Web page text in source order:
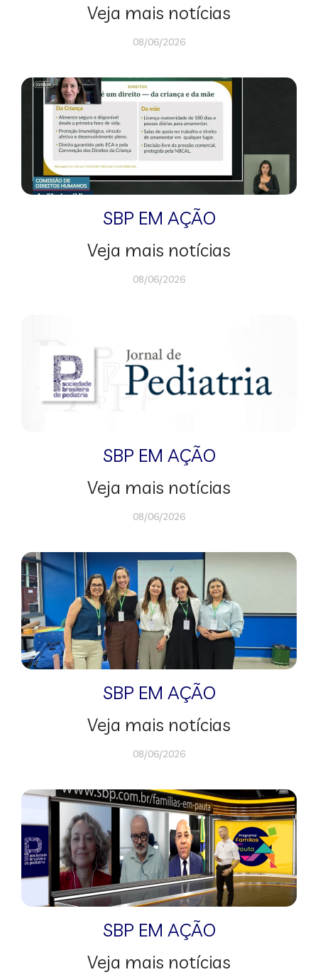
Veja mais notícias
08/06/2026
SBP EM AÇÃO
Veja mais notícias
08/06/2026
SBP EM AÇÃO
Veja mais notícias
08/06/2026
SBP EM AÇÃO
Veja mais notícias
08/06/2026
SBP EM AÇÃO
Veja mais notícias